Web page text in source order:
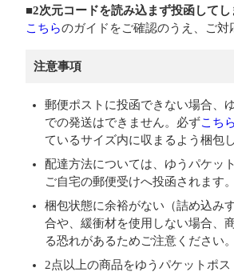
■2次元コードを読み込まず投函してし
こちらのガイドをご確認のうえ、ご対
注意事項
郵便ポストに投函できない場合、
での発送はできません。必ずこちら
ているサイズ内に収まるよう梱包
配達方法については、ゆうパケッ
ご自宅の郵便受けへ投函されます。
梱包状態に余裕がない（詰め込み
合や、緩衝材を使用しない場合、
る恐れがあるためご注意ください。
2点以上の商品をゆうパケットポ